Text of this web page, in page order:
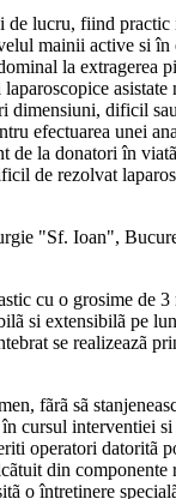
lucru, fiind
mainii active si în
la extragerea
dimensiuni, dificil
efectuarea unei
de la donatori în
de rezolvat
"Sf. Ioan",
cu o grosime de
si extensibilã pe
se realizeazã
fãrã sã
cursul interventiei si
operatori datoritã
din componente
o întretinere